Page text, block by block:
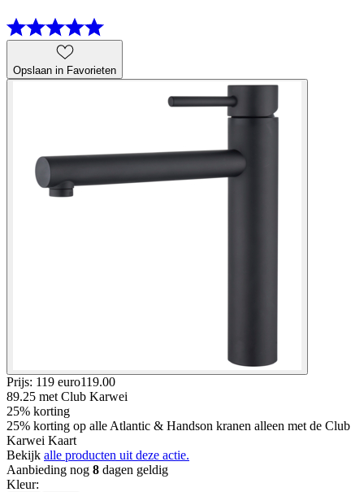
Opslaan in Favorieten
Prijs: 119 euro119.00
89.25 met Club Karwei
25% korting
25% korting op alle Atlantic & Handson kranen alleen met de Club
Karwei Kaart
Bekijk alle producten uit deze actie.
Aanbieding nog 8 dagen geldig
Kleur: